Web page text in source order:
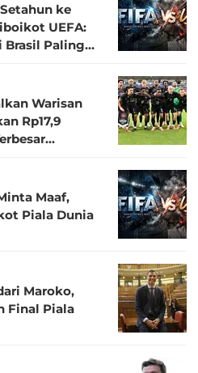
ke
UEFA:
Brasil Paling
Warisan
Rp17,9
Maaf,
Piala Dunia
Maroko,
Final Piala